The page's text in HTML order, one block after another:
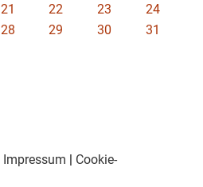
21 22 23
24
28 29 30
31
Impressum | Cookie-